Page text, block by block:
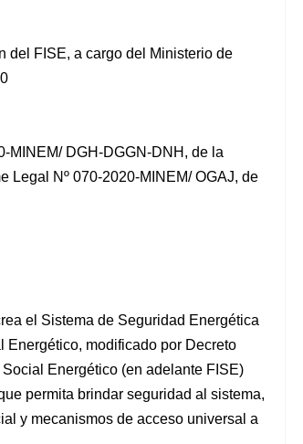
del FISE, a cargo del Ministerio de
MINEM/ DGH-DGGN-DNH, de la
Legal Nº 070-2020-MINEM/ OGAJ, de
el Sistema de Seguridad Energética
modificado por Decreto
Energético (en adelante FISE)
permita brindar seguridad al sistema,
y mecanismos de acceso universal a